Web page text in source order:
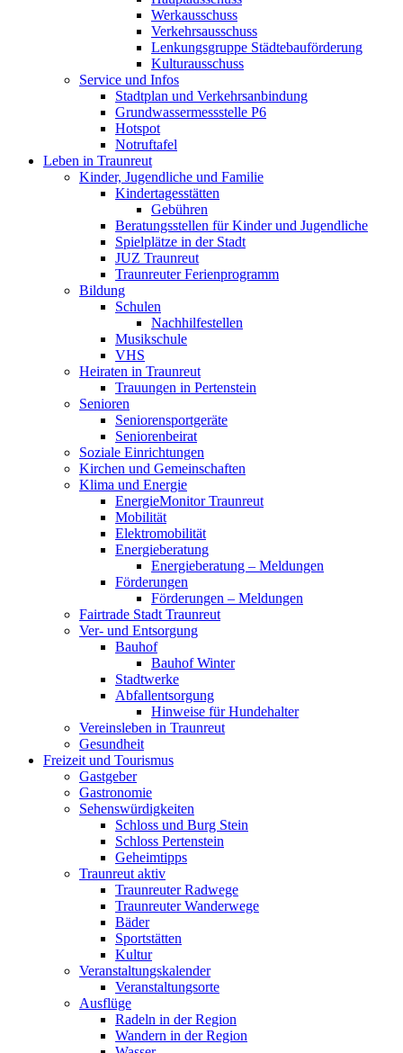
Werkausschuss
Verkehrsausschuss
Lenkungsgruppe Städtebauförderung
Kulturausschuss
Service und Infos
Stadtplan und Verkehrsanbindung
Grundwassermessstelle P6
Hotspot
Notruftafel
Leben in Traunreut
Kinder, Jugendliche und Familie
Kindertagesstätten
Gebühren
Beratungsstellen für Kinder und Jugendliche
Spielplätze in der Stadt
JUZ Traunreut
Traunreuter Ferienprogramm
Bildung
Schulen
Nachhilfestellen
Musikschule
VHS
Heiraten in Traunreut
Trauungen in Pertenstein
Senioren
Seniorensportgeräte
Seniorenbeirat
Soziale Einrichtungen
Kirchen und Gemeinschaften
Klima und Energie
EnergieMonitor Traunreut
Mobilität
Elektromobilität
Energieberatung
Energieberatung – Meldungen
Förderungen
Förderungen – Meldungen
Fairtrade Stadt Traunreut
Ver- und Entsorgung
Bauhof
Bauhof Winter
Stadtwerke
Abfallentsorgung
Hinweise für Hundehalter
Vereinsleben in Traunreut
Gesundheit
Freizeit und Tourismus
Gastgeber
Gastronomie
Sehenswürdigkeiten
Schloss und Burg Stein
Schloss Pertenstein
Geheimtipps
Traunreut aktiv
Traunreuter Radwege
Traunreuter Wanderwege
Bäder
Sportstätten
Kultur
Veranstaltungskalender
Veranstaltungsorte
Ausflüge
Radeln in der Region
Wandern in der Region